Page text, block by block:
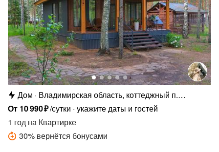
Дом
Владимирская область, коттеджный п.
Сосновые Озёра
От 10990₽/сутки укажите даты и гостей
1 год на Квартирке
30% вернётся бонусами